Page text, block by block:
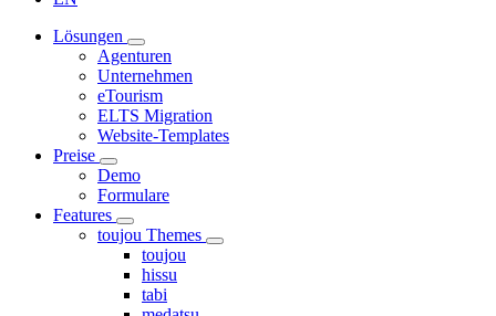
Lösungen
Agenturen
Unternehmen
eTourism
ELTS Migration
Website-Templates
Preise
Demo
Formulare
Features
toujou Themes
toujou
hissu
tabi